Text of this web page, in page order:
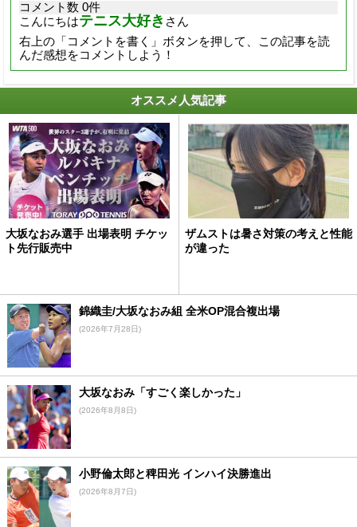
コメント数 0件
こんにちはテニス大好き さん
右上の「コメントを書く」ボタンを押して、この記事を読
んだ感想をコメントしよう！
オススメ人気記事
大坂なおみ選手 出場表明 チケッ
ト先行販売中
ザムストは暑さ対策の考えと性能
が違った
錦織圭/大坂なおみ組 全米OP混合複出場
(2026年7月28日)
大坂なおみ「すごく楽しかった」
(2026年8月8日)
小野倫太郎と稗田光 インハイ決勝進出
(2026年8月7日)